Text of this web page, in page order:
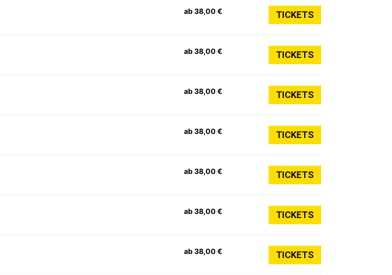
ab 38,00 € TICKETS
ab 38,00 € TICKETS
ab 38,00 € TICKETS
ab 38,00 € TICKETS
ab 38,00 € TICKETS
ab 38,00 € TICKETS
ab 38,00 € TICKETS